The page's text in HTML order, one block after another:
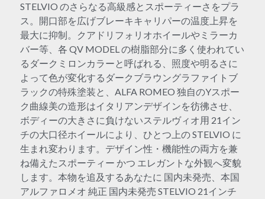
STELVIO のさらなる高級感とスポーティーさをプラ
ス。開口部を広げブレーキキャリパーの温度上昇を
最大に抑制。クアドリフォリオホイールやミラーカ
バー等、各 QV MODEL の樹脂部分に多く使われてい
るダークミロンカラーと呼ばれる、照度や明るさに
よって色が変化するダークブラウングラファイトブ
ラックの特殊塗装と、ALFA ROMEO 独自のYスポー
ク曲線美の造形はイタリアンデザインを彷彿させ、
ボディーの大きさに負けないステルヴィオ用 21イン
チの大口径ホイールにより、ひとつ上の STELVIO に
生まれ変わります。デザイン性・機能性の両方を兼
ね備えたスポーティー かつ エレガントな外観へ変貌
します。本物を追及するあなたに 国内未発売、本国
アルファロメオ 純正 国内未発売 STELVIO 21インチ